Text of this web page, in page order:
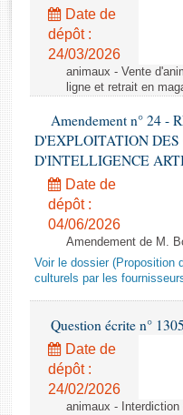
Rapports législatifs
Rapports sur l'application
Baromètre de
Dossiers législatifs
Budget et sécurité sociale
Questions écrites et
Comptes rendus des
Date de
dépôt :
24/03/2026
animaux - Vente
ligne et retrait en
Amendement n° 24 -
D'EXPLOITATION DES
D'INTELLIGENCE
Date de
dépôt :
04/06/2026
Amendement de M.
Voir le dossier (Proposition
culturels par les
Question écrite n°
Date de
dépôt :
24/02/2026
animaux -